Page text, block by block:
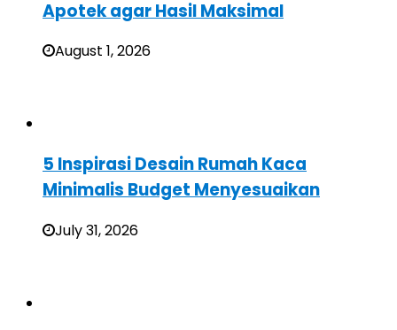
Apotek agar Hasil Maksimal
August 1, 2026
5 Inspirasi Desain Rumah Kaca
Minimalis Budget Menyesuaikan
July 31, 2026